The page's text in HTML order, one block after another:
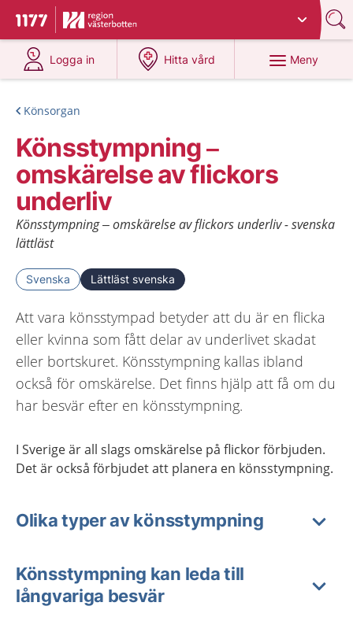
Till startsidan för 1177
Du har valt region
Logga in
på 1177.se
Hitta vård
på 1177.se
Meny
Könsorgan
Könsstympning –
omskärelse av flickors
underliv
Könsstympning – omskärelse av flickors underliv - svenska
lättläst
Svenska Lättläst svenska
Att vara könsstympad betyder att du är en flicka
eller kvinna som fått delar av underlivet skadat
eller bortskuret. Könsstympning kallas ibland
också för omskärelse. Det finns hjälp att få om du
har besvär efter en könsstympning.
I Sverige är all slags omskärelse på flickor förbjuden.
Det är också förbjudet att planera en könsstympning.
Olika typer av könsstympning
Könsstympning kan leda till
långvariga besvär